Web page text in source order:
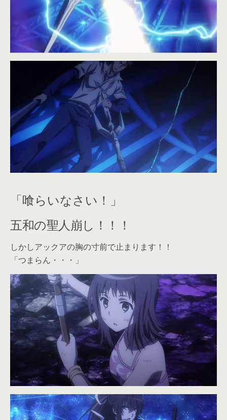
「喰らいなさい！」
五和の聖人崩し！！！
しかしアックアの胸の寸前で止まります！！
「つまらん・・・」